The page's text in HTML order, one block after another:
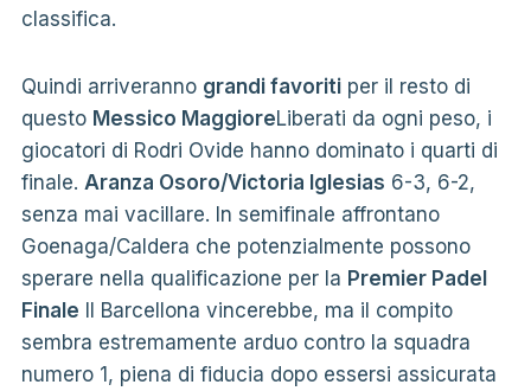
classifica.
Quindi arriveranno grandi favoritiper il resto di
questo Messico MaggioreLiberati da ogni peso, i
giocatori di Rodri Ovide hanno dominato i quarti di
finale. Aranza Osoro/Victoria Iglesias 6-3, 6-2,
senza mai vacillare. In semifinale affrontano
Goenaga/Caldera che potenzialmente possono
sperare nella qualificazione per la Premier Padel
Finale Il Barcellona vincerebbe, ma il compito
sembra estremamente arduo contro la squadra
numero 1, piena di fiducia dopo essersi assicurata